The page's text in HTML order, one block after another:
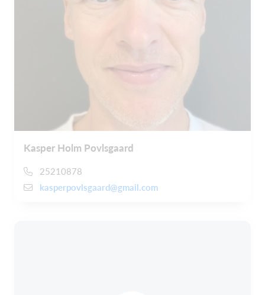
Kasper Holm Povlsgaard
25210878
kasperpovlsgaard@gmail.com